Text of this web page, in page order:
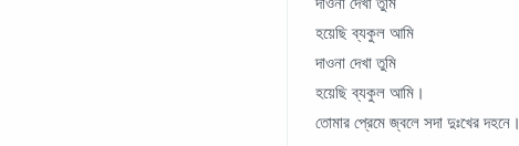
হয়েছি ব্যকুল আমি
দাওনা দেখা তুমি
হয়েছি ব্যকুল আমি।
তোমার প্রেমে জ্বলে সদা দুঃখের দহনে।